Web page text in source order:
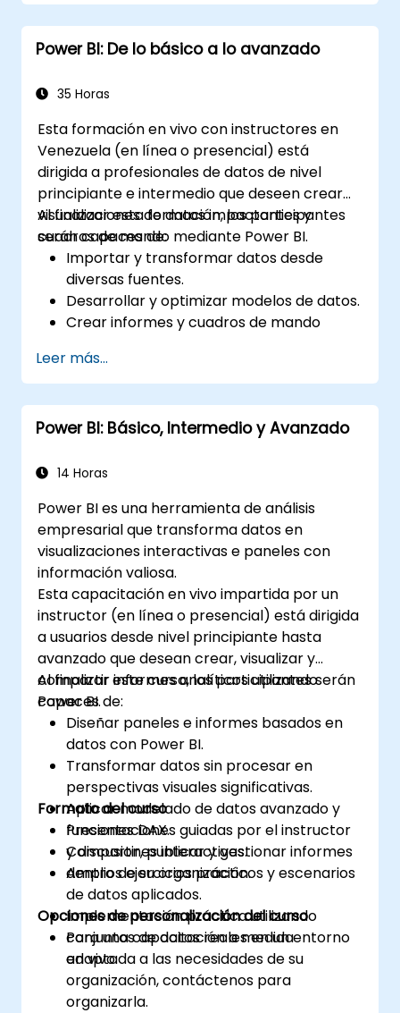
Power BI: De lo básico a lo avanzado
35 Horas
Esta formación en vivo con instructores en
Venezuela (en línea o presencial) está
dirigida a profesionales de datos de nivel
principiante e intermedio que deseen crear
visualizaciones de datos impactantes y
cuadros de mando mediante Power BI.
Al finalizar esta formación, los participantes
serán capaces de:
Importar y transformar datos desde
diversas fuentes.
Desarrollar y optimizar modelos de datos.
Crear informes y cuadros de mando
Aplicar las mejores prácticas en
visualización de datos y diseño de cuadros
de mando.
Utilizar características avanzadas de
profundo de los datos.
Leer más...
Power BI: Básico, Intermedio y Avanzado
14 Horas
Power BI es una herramienta de análisis
empresarial que transforma datos en
visualizaciones interactivas e paneles con
información valiosa.
Esta capacitación en vivo impartida por un
instructor (en línea o presencial) está dirigida
a usuarios desde nivel principiante hasta
avanzado que desean crear, visualizar y
compartir informes analíticos utilizando
Power BI.
Al finalizar este curso, los participantes serán
capaces de:
Diseñar paneles e informes basados en
datos con Power BI.
Transformar datos sin procesar en
perspectivas visuales significativas.
Aplicar modelado de datos avanzado y
funciones DAX.
Compartir, publicar y gestionar informes
dentro de su organización.
Formato del curso
Presentaciones guiadas por el instructor
y discusiones interactivas.
Amplios ejercicios prácticos y escenarios
de datos aplicados.
Implementación práctica utilizando
conjuntos de datos reales en un entorno
en vivo.
Opciones de personalización del curso
Para una capacitación a medida
adaptada a las necesidades de su
organización, contáctenos para
organizarla.